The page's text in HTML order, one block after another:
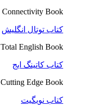
Connectivity Book
کتاب توتال انگلیش
Total English Book
کتاب کاتینگ ایج
Cutting Edge Book
کتاب نویگیت